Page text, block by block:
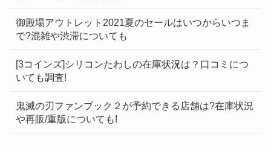
御殿場アウトレット2021夏のセールはいつからいつま
で?混雑や渋滞についても
[3コインズ]シリコンたわしの在庫状況は？口コミにつ
いても調査!
鬼滅の刃ファンブック２が予約できる店舗は?在庫状況
や再販/重版についても!